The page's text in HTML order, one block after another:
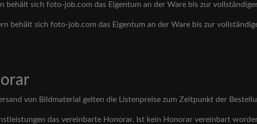
behält sich foto-job.com das Eigentum an der Ware bis zur
behält sich foto-job.com das Eigentum an der Ware bis zur
von Bildmaterial gelten die Listenpreise zum Zeitpunkt der
das vereinbarte Honorar. Ist kein Honorar vereinbart